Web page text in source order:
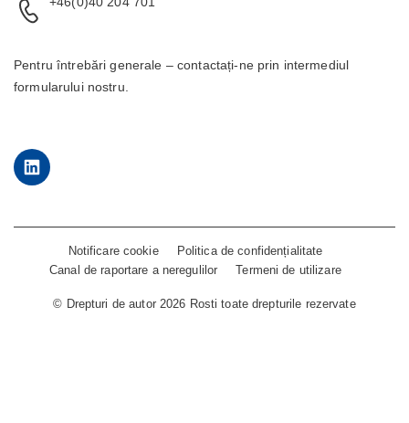
Pentru întrebări generale – contactați-ne prin intermediul
formularuluinostru.
LinkedIn
Notificare cookie
Politica de confidențialitate
Canal de raportare a neregulilor
Termeni de utilizare
© Drepturi de autor 2026 Rosti toate drepturile rezervate